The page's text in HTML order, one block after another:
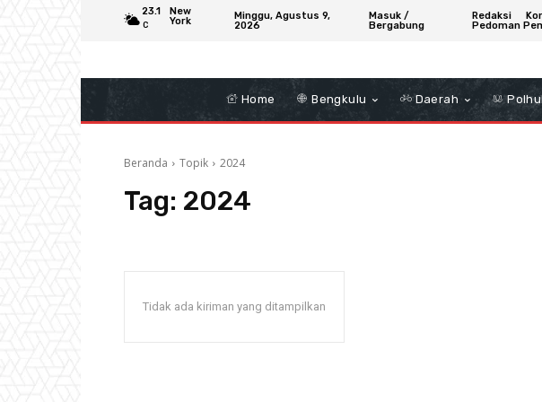
23.1
C
New
York
Minggu, Agustus 9,
2026
Masuk /
Bergabung
Redaksi
Pedoman
Home Bengkulu Daerah
Beranda Topik 2024
Tag: 2024
Tidak ada kiriman yang ditampilkan